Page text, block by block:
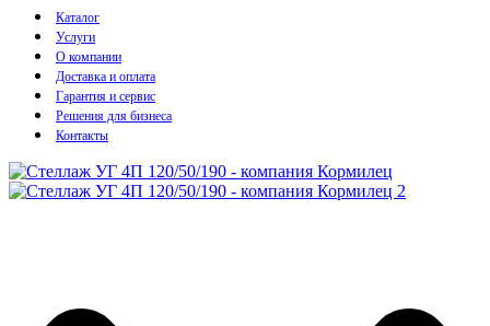
Каталог
Услуги
О компании
Доставка и оплата
Гарантия и сервис
Решения для бизнеса
Контакты